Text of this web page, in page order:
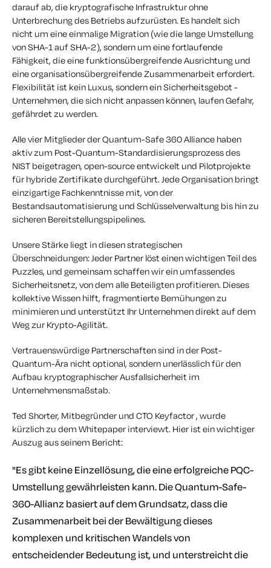
darauf ab, die kryptografische Infrastruktur ohne
Unterbrechung des Betriebs aufzurüsten. Es handelt sich
nicht um eine einmalige Migration (wie die lange Umstellung
von SHA-1 auf SHA-2), sondern um eine fortlaufende
Fähigkeit, die eine funktionsübergreifende Ausrichtung und
eine organisationsübergreifende Zusammenarbeit erfordert.
Flexibilität ist kein Luxus, sondern ein Sicherheitsgebot -
Unternehmen, die sich nicht anpassen können, laufen Gefahr,
gefährdet zu werden.
Alle vier Mitglieder der Quantum-Safe 360 Alliance haben
aktiv zum Post-Quantum-Standardisierungsprozess des
NIST beigetragen, open-source entwickelt und Pilotprojekte
für hybride Zertifikate durchgeführt. Jede Organisation bringt
einzigartige Fachkenntnisse mit, von der
Bestandsautomatisierung und Schlüsselverwaltung bis hin zu
sicheren Bereitstellungspipelines.
Unsere Stärke liegt in diesen strategischen
Überschneidungen: Jeder Partner löst einen wichtigen Teil des
Puzzles, und gemeinsam schaffen wir ein umfassendes
Sicherheitsnetz, von dem alle Beteiligten profitieren. Dieses
kollektive Wissen hilft, fragmentierte Bemühungen zu
minimieren und unterstützt Ihr Unternehmen direkt auf dem
Weg zur Krypto-Agilität.
Vertrauenswürdige Partnerschaften sind in der Post-
Quantum-Ära nicht optional, sondern unerlässlichfür den
Aufbau kryptographischer Ausfallsicherheit im
Unternehmensmaßstab.
Ted Shorter, Mitbegründer und CTO Keyfactor , wurde
kürzlich zu dem Whitepaper interviewt. Hier ist ein wichtiger
Auszug aus seinem Bericht:
"Es gibt keine Einzellösung, die eine erfolgreiche PQC-
Umstellung gewährleisten kann. Die Quantum-Safe-
360-Allianz basiert auf dem Grundsatz, dass die
Zusammenarbeit bei der Bewältigung dieses
komplexen und kritischen Wandels von
entscheidender Bedeutung ist, und unterstreicht die